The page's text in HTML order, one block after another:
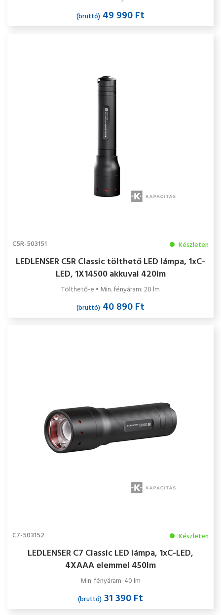
(bruttó) 49 990 Ft
C5R-503151 Készleten
LEDLENSER C5R Classic tölthető LED lámpa, 1xC-
LED, 1X14500 akkuval 420lm
Tölthető-e • Min. fényáram: 20 lm
(bruttó) 40 890 Ft
C7-503152 Készleten
LEDLENSER C7 Classic LED lámpa, 1xC-LED,
4XAAA elemmel 450lm
Min. fényáram: 40 lm
(bruttó) 31 390 Ft